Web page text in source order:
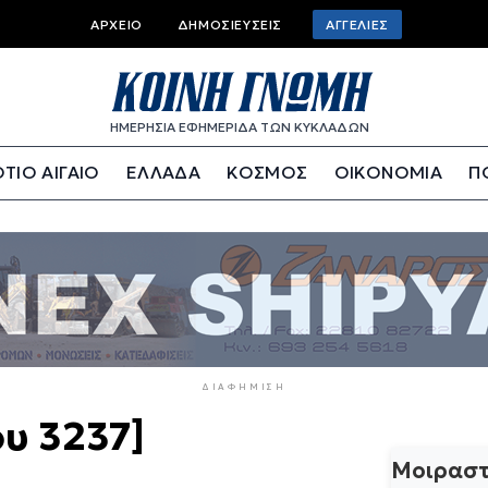
Top
bar
menu
ΑΡΧΕΊΟ ΔΗΜΟΣΙΕΎΣΕΙΣ ΑΓΓΕΛΊΕΣ
ΗΜΕΡΗΣΙΑ ΕΦΗΜΕΡΙΔΑ ΤΩΝ ΚΥΚΛΑΔΩΝ
ΑΙΓΑΙΟ ΕΛΛΑΔΑ ΚΟΣΜΟΣ ΟΙΚΟΝΟΜΙΑ
ΔΙΑΦΉΜΙΣΗ
3237]